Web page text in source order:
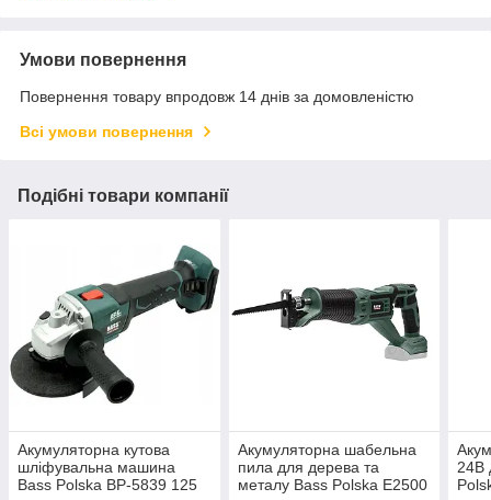
Умови повернення
Повернення товару впродовж 14 днів за домовленістю
Всі умови повернення
Подібні товари компанії
Акумуляторна кутова
шліфувальна машина
Bass Polska BP-5839 125
Акумуляторна шабельна
пила для дерева та
металу Bass Polska E2500
24В